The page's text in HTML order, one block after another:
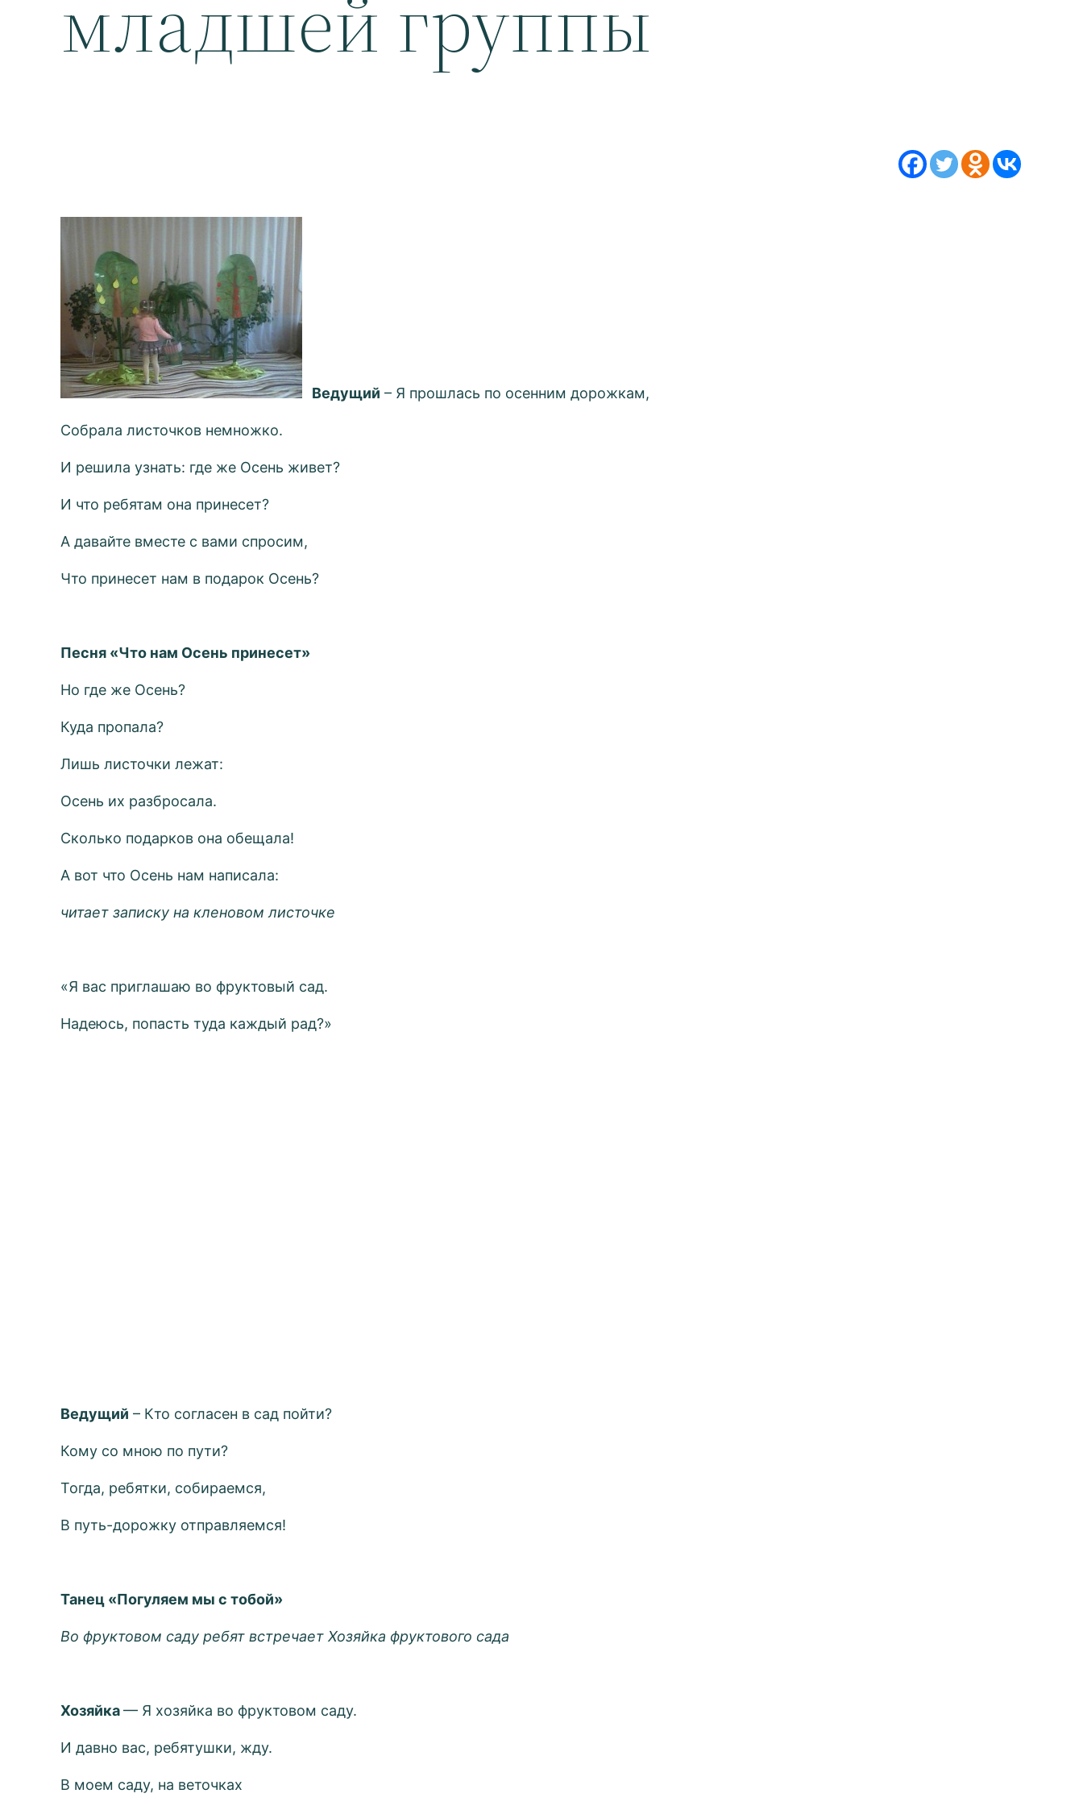
младшей группы
Ведущий – Я прошлась по осенним дорожкам,
Собрала листочков немножко.
И решила узнать: где же Осень живет?
И что ребятам она принесет?
А давайте вместе с вами спросим,
Что принесет нам в подарок Осень?
Песня «Что нам Осень принесет»
Но где же Осень?
Куда пропала?
Лишь листочки лежат:
Осень их разбросала.
Сколько подарков она обещала!
А вот что Осень нам написала:
читает записку на кленовом листочке
«Я вас приглашаю во фруктовый сад.
Надеюсь, попасть туда каждый рад?»
Ведущий – Кто согласен в сад пойти?
Кому со мною по пути?
Тогда, ребятки, собираемся,
В путь-дорожку отправляемся!
Танец «Погуляем мы с тобой»
Во фруктовом саду ребят встречает Хозяйка фруктового сада
Хозяйка— Я хозяйка во фруктовом саду.
И давно вас, ребятушки, жду.
В моем саду, на веточках